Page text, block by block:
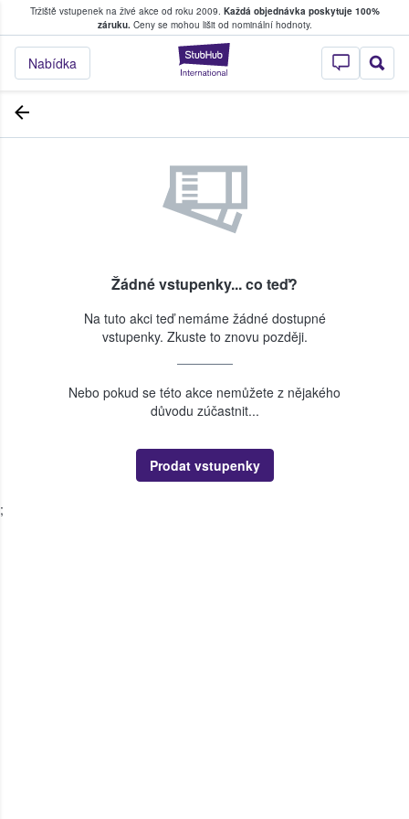
Tržiště vstupenek na živé akce od roku 2009. Každá objednávka poskytuje 100%
záruku.Ceny se mohou lišit od nominální hodnoty.
StubHub –
Nabídka
kde fanoušci kupují a prodávají vstupenky
Žádné vstupenky... co teď?
Na tuto akci teď nemáme žádné dostupné
vstupenky. Zkuste to znovu později.
Nebo pokud se této akce nemůžete z nějakého
důvodu zúčastnit...
Prodat vstupenky
;